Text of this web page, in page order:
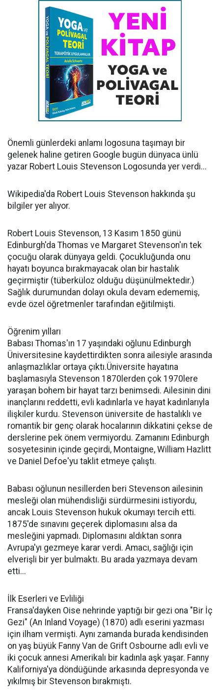
Önemli günlerdeki anlamı logosuna taşımayı bir
gelenek haline getiren Google bugün dünyaca ünlü
yazar Robert Louis Stevenson Logosunda yer verdi...
Wikipedia'da Robert Louis Stevenson hakkında şu
bilgiler yer alıyor.
Robert Louis Stevenson, 13 Kasım 1850 günü
Edinburgh'da Thomas ve Margaret Stevenson'ın tek
çocuğu olarak dünyaya geldi. Çocukluğunda onu
hayatı boyunca bırakmayacak olan bir hastalık
geçirmiştir (tüberküloz olduğu düşünülmektedir.)
Sağlık durumundan dolayı okula devam edememiş,
evde özel öğretmenler tarafından eğitilmişti.
Öğrenim yılları
Babası Thomas'ın 17 yaşındaki oğlunu Edinburgh
Üniversitesine kaydettirdikten sonra ailesiyle arasında
anlaşmazlıklar ortaya çıktı.Üniversite hayatına
başlamasıyla Stevenson 1870lerden çok 1970lere
yaraşan bohem bir hayat tarzı benimsedi. Ailesinin dini
inançlarını reddetti, evli kadınlarla ve hayat kadınlarıyla
ilişkiler kurdu. Stevenson üniversite de hastalıklı ve
romantik bir genç olarak hocalarının dikkatini çekse de
derslerine pek önem vermiyordu. Zamanını Edinburgh
sosyetesinin içinde geçirdi, Montaigne, William Hazlitt
ve Daniel Defoe'yu taklit etmeye çalıştı.
Babası oğlunun nesillerden beri Stevenson ailesinin
mesleği olan mühendisliği sürdürmesini istiyordu,
ancak Louis Stevenson hukuk okumayı tercih etti.
1875'de sınavını geçerek diplomasını alsa da
mesleğini yapmadı. Diplomasını aldıktan sonra
Avrupa'yı gezmeye karar verdi. Amacı, sağlığı için
elverişli bir yer bulmaktı. Bu arada yazmaya devam
etti...
İlk Eserleri ve Evliliği
Fransa'dayken Oise nehrinde yaptığı bir gezi ona "Bir İç
Gezi" (An Inland Voyage) (1870) adlı eserini yazması
için ilham vermişti. Aynı zamanda burada kendisinden
on yaş büyük Fanny Van de Grift Osbourne adlı evli ve
iki çocuk annesi Amerikalı bir kadınla aşk yaşar. Fanny
Kaliforniya'ya döndüğünde arkasında depresyonda ve
yıkılmış bir Stevenson bırakmıştı.